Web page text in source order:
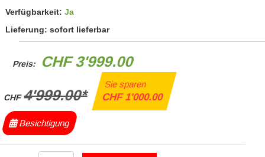
Verfügbarkeit: Ja
Lieferung: sofort lieferbar
Preis: CHF 3'999.00
CHF4'999.00*
Sie sparen
CHF 1'000.00
Besichtigung